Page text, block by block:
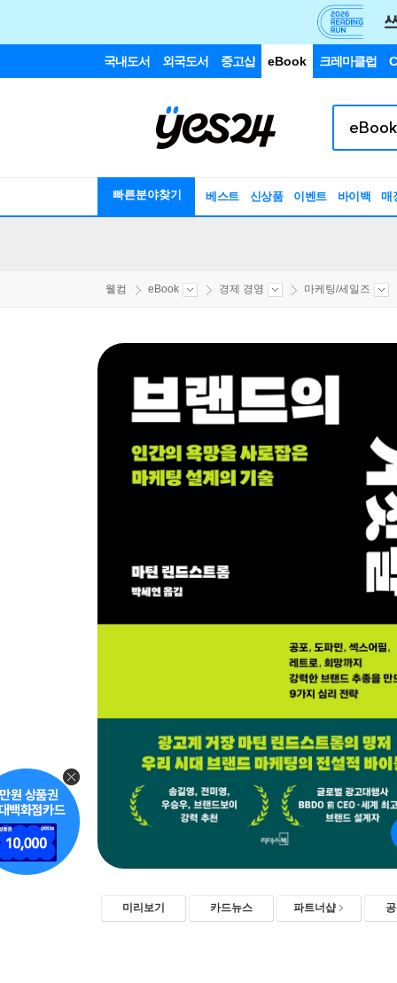
국내도서 외국도서 중고샵 eBook 크레마클럽
빠른분야찾기 베스트 신상품 이벤트 바이백 매
웰컴 eBook 경제 경영 마케팅/세일즈
미리보기 카드뉴스 파트너샵